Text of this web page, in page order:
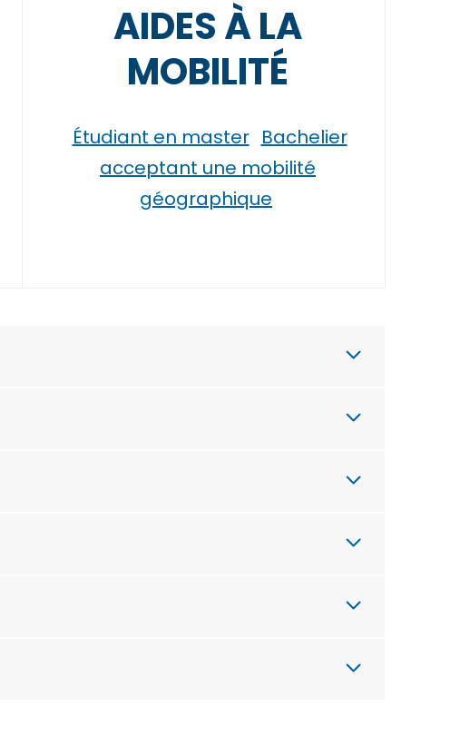
AIDES À LA
MOBILITÉ
Étudiant en master Bachelier
acceptant une mobilité
géographique